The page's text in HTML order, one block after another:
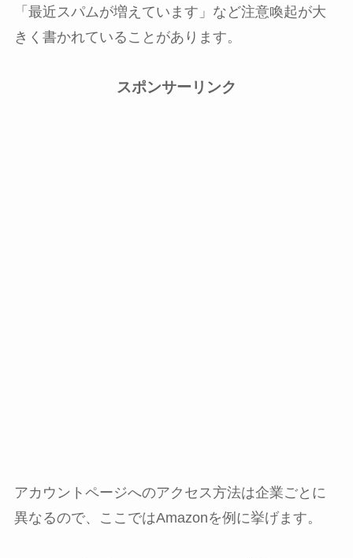
「最近スパムが増えています」など注意喚起が大
きく書かれていることがあります。
スポンサーリンク
アカウントページへのアクセス方法は企業ごとに
異なるので、ここではAmazonを例に挙げます。